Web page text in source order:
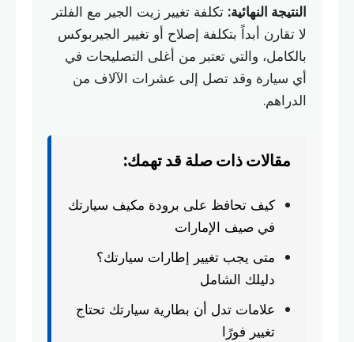
النتيجة النهائية: تكلفة تغيير زيت الجير مع الفلتر
لا تقارن أبداً بتكلفة إصلاح أو تغيير الجيربوكس
بالكامل، والتي تعتبر من أغلى التصليحات في
أي سيارة وقد تصل إلى عشرات الآلاف من
الدراهم.
مقالات ذات صلة قد تهمك:
كيف تحافظ على برودة مكيف سيارتك
في صيف الإمارات
متى يجب تغيير إطارات سيارتك؟
دليلك الشامل
علامات تدل أن بطارية سيارتك تحتاج
تغيير فورًا